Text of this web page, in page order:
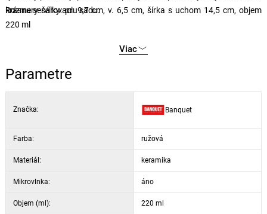
krásnu servírovaciu sadu.
Rozmery šálky: pr. 9,7 cm, v. 6,5 cm, šírka s uchom 14,5 cm, objem
220 ml
Viac
Parametre
Značka: Banquet
Farba: ružová
Materiál: keramika
Mikrovlnka: áno
Objem (ml): 220 ml